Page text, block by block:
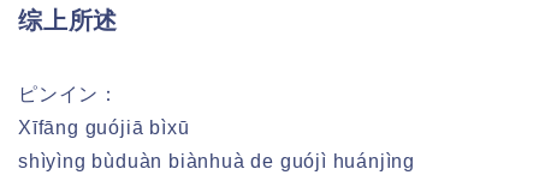
综上所述
ピンイン：
Xīfāng guójiā bìxū
shìyìng bùduàn biànhuà de guójì huánjìng